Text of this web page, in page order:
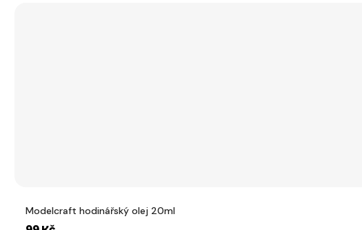
Modelcraft hodinářský olej 20ml